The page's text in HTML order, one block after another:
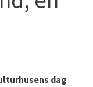
dag